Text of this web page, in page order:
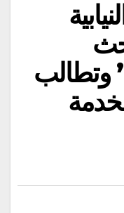
وتطالب
(75) للخدمة